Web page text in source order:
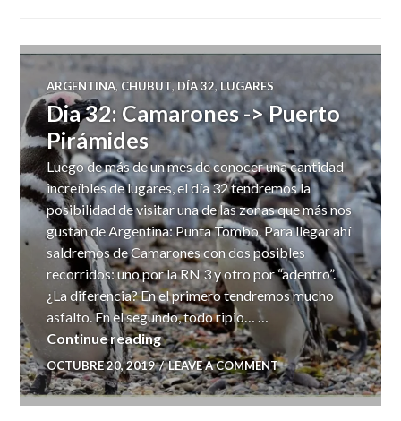
ARGENTINA, CHUBUT,DÍA 32,LUGARES
Dia 32: Camarones -> Puerto
Pirámides
Luego de más de un mes de conocer una cantidad
increíbles de lugares, el día 32 tendremos la
posibilidad de visitar una de las zonas que más nos
gustan de Argentina: Punta Tombo. Para llegar ahí
saldremos de Camarones con dos posibles
recorridos: uno por la RN 3 y otro por “adentro”.
¿La diferencia? En el primero tendremos mucho
asfalto. En el segundo, todo ripio… …
Continue readingDia 32: Camarones -> Puerto
OCTUBRE 20, 2019 LEAVE A COMMENT